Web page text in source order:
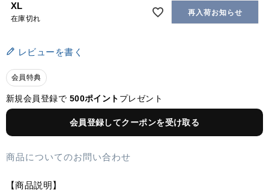
XL
在庫切れ
再入荷お知らせ
レビューを書く
会員特典
新規会員登録で 500ポイント プレゼント
会員登録してクーポンを受け取る
商品についてのお問い合わせ
【商品説明】